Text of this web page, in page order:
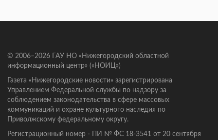
© 2006–2026 ГАУ НО «Нижегородский областной
информационный центр» («НОИЦ»)
Газета «Нижегородские новости» зарегистрирована
Управлением Федеральной службы по надзору за
соблюдением законодательства в сфере массовых
коммуникаций и охране культурного наследия по
Приволжскому федеральному округу.
Регистрационный номер - ПИ № ФС 18-3541 от 20 сентября